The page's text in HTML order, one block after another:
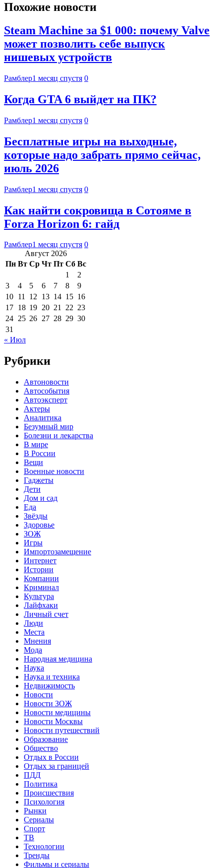
Похожие новости
Steam Machine за $1 000: почему Valve
может позволить себе выпуск
нишевых устройств
Рамблер1 месяц спустя 0
Когда GTA 6 выйдет на ПК?
Рамблер1 месяц спустя 0
Бесплатные игры на выходные,
которые надо забрать прямо сейчас,
июль 2026
Рамблер1 месяц спустя 0
Как найти сокровища в Сотояме в
Forza Horizon 6: гайд
Рамблер1 месяц спустя 0
Август 2026
Пн Вт Ср Чт Пт Сб Вс
1
2
3
4 5 6 7 8
9
10 11 12 13 14 15 16
17 18 19 20 21 22 23
24 25 26 27 28 29 30
31
« Июл
Рубрики
Автоновости
Автособытия
Автоэксперт
Актеры
Аналитика
Безумный мир
Болезни и лекарства
В мире
В России
Вещи
Военные новости
Гаджеты
Дети
Дом и сад
Еда
Звёзды
Здоровье
ЗОЖ
Игры
Импортозамещение
Интернет
Истории
Компании
Криминал
Культура
Лайфхаки
Личный счет
Люди
Места
Мнения
Мода
Народная медицина
Наука
Наука и техника
Недвижимость
Новости
Новости ЗОЖ
Новости медицины
Новости Москвы
Новости путешествий
Образование
Общество
Отдых в России
Отдых за границей
ПДД
Политика
Происшествия
Психология
Рынки
Сериалы
Спорт
ТВ
Технологии
Тренды
Фильмы и сериалы